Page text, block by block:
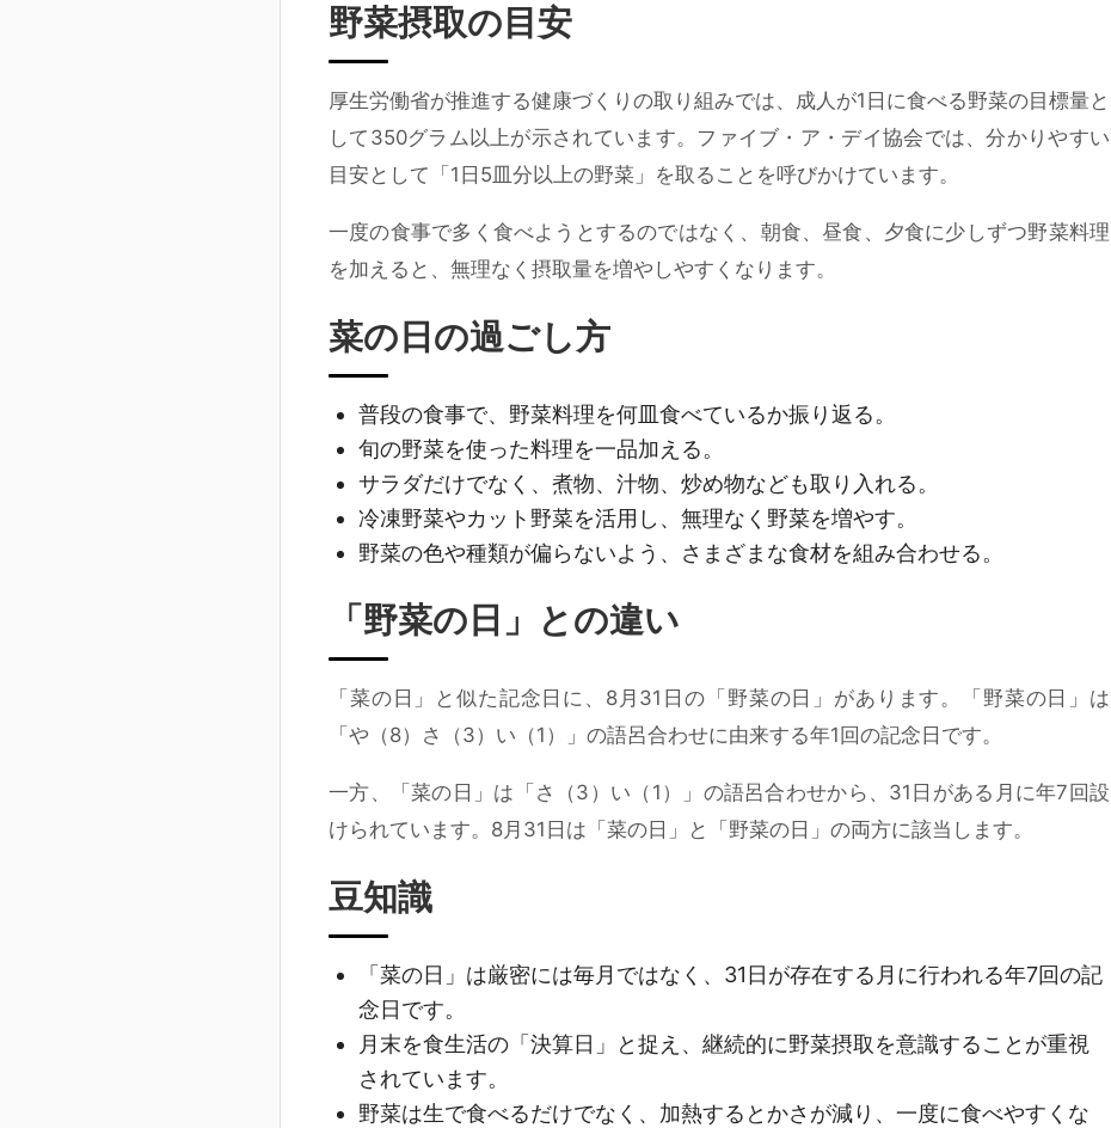
野菜摂取の目安
厚生労働省が推進する健康づくりの取り組みでは、成人が1日に食べる野菜の目標量と
して 350グラム以上が示されています。ファイブ・ア・デイ協会では、分かりやすい
目安として「1日5皿分以上の野菜」を取ることを呼びかけています。
一度の食事で多く食べようとするのではなく、朝食、昼食、夕食に少しずつ野菜料理
を加えると、無理なく摂取量を増やしやすくなります。
菜の日の過ごし方
普段の食事で、野菜料理を何皿食べているか振り返る。
旬の野菜を使った料理を一品加える。
サラダだけでなく、煮物、汁物、炒め物なども取り入れる。
冷凍野菜やカット野菜を活用し、無理なく野菜を増やす。
野菜の色や種類が偏らないよう、さまざまな食材を組み合わせる。
「野菜の日」との違い
「菜の日」と似た記念日に、8月31日の「野菜の日」があります。「野菜の日」は
「や（8）さ（3）い（1）」の語呂合わせに由来する年1回の記念日です。
一方、「菜の日」は「さ（3）い（1）」の語呂合わせから、31日がある月に年7回設
けられています。8月31日は「菜の日」と「野菜の日」の両方に該当します。
豆知識
「菜の日」は厳密には毎月ではなく、31日が存在する月に行われる年7回の記
念日です。
月末を食生活の「決算日」と捉え、継続的に野菜摂取を意識することが重視
されています。
野菜は生で食べるだけでなく、加熱するとかさが減り、一度に食べやすくな